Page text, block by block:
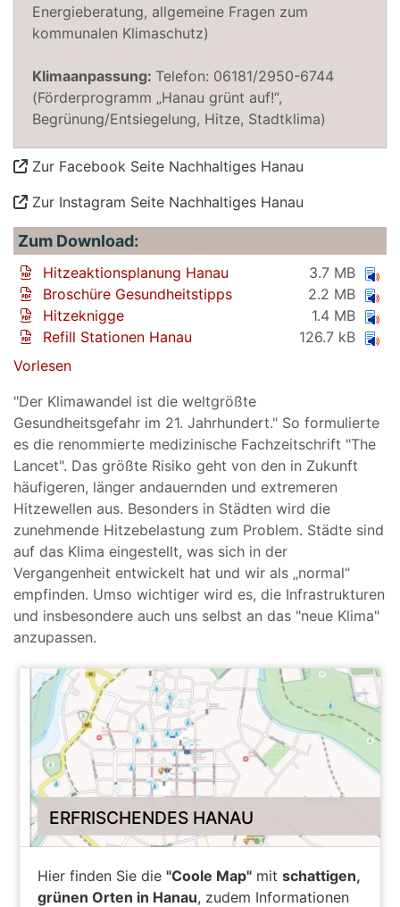
Vorlesen
"Der Klimawandel ist die weltgrößte
Gesundheitsgefahr im 21. Jahrhundert." So formulierte
es die renommierte medizinische Fachzeitschrift "The
Lancet". Das größte Risiko geht von den in Zukunft
häufigeren, länger andauernden und extremeren
Hitzewellen aus. Besonders in Städten wird die
zunehmende Hitzebelastung zum Problem. Städte sind
auf das Klima eingestellt, was sich in der
Vergangenheit entwickelt hat und wir als „normal“
empfinden. Umso wichtiger wird es, die Infrastrukturen
und insbesondere auch uns selbst an das "neue Klima"
anzupassen.
ERFRISCHENDES HANAU
Hier finden Sie die"Coole Map" mitschattigen,
grünen Orten in Hanau, zudem Informationen
Energieberatung, allgemeine Fragen zum
kommunalen Klimaschutz)
Klimaanpassung: Telefon: 06181/2950-6744
(Förderprogramm „Hanau grünt auf!“,
Begrünung/Entsiegelung, Hitze, Stadtklima)
Zur Facebook Seite Nachhaltiges Hanau
Zur Instagram Seite Nachhaltiges Hanau
Zum Download:
Hitzeaktionsplanung Hanau
3.7 MB
Broschüre Gesundheitstipps
2.2 MB
Hitzeknigge
1.4 MB
Refill Stationen Hanau
126.7 kB